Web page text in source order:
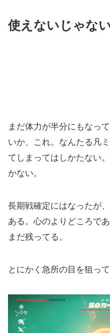
使えないじゃな
まだ体力が半分にもなっ
いか、これ。なんたる凡
てしまってはしかたない
かない。
長期戦確定にはなったが
ある。心のよりどころで
まだ残ってる。
とにかく急所の目を狙って